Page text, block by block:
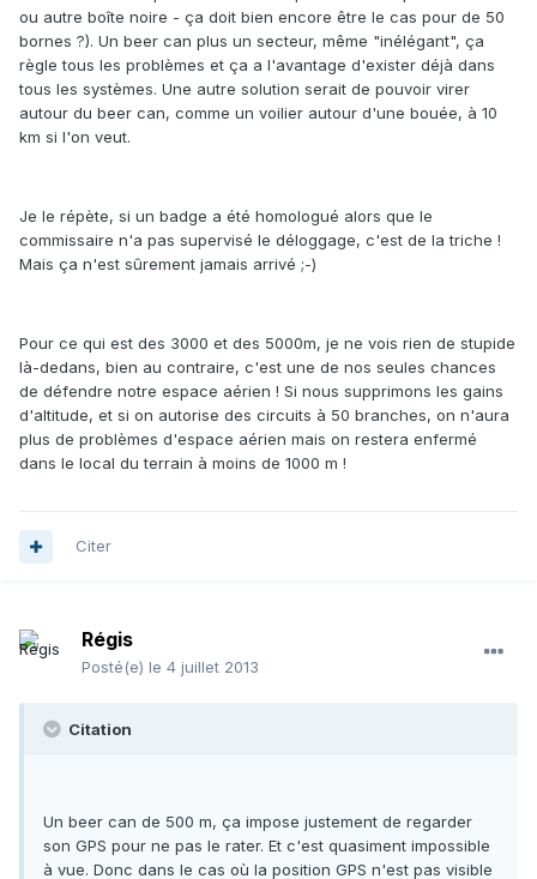
ou autre boîte noire - ça doit bien encore être le cas pour de 50
bornes ?). Un beer can plus un secteur, même "inélégant", ça
règle tous les problèmes et ça a l'avantage d'exister déjà dans
tous les systèmes. Une autre solution serait de pouvoir virer
autour du beer can, comme un voilier autour d'une bouée, à 10
km si l'on veut.
Je le répète, si un badge a été homologué alors que le
commissaire n'a pas supervisé le déloggage, c'est de la triche !
Mais ça n'est sûrement jamais arrivé ;-)
Pour ce qui est des 3000 et des 5000m, je ne vois rien de stupide
là-dedans, bien au contraire, c'est une de nos seules chances
de défendre notre espace aérien ! Si nous supprimons les gains
d'altitude, et si on autorise des circuits à 50 branches, on n'aura
plus de problèmes d'espace aérien mais on restera enfermé
dans le local du terrain à moins de 1000 m !
Citer
Régis
Posté(e) le 4 juillet 2013
Citation
Un beer can de 500 m, ça impose justement de regarder
son GPS pour ne pas le rater. Et c'est quasiment impossible
à vue. Donc dans le cas où la position GPS n'est pas visible